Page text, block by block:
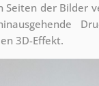
Seiten der Bilder
3D-Effekt.